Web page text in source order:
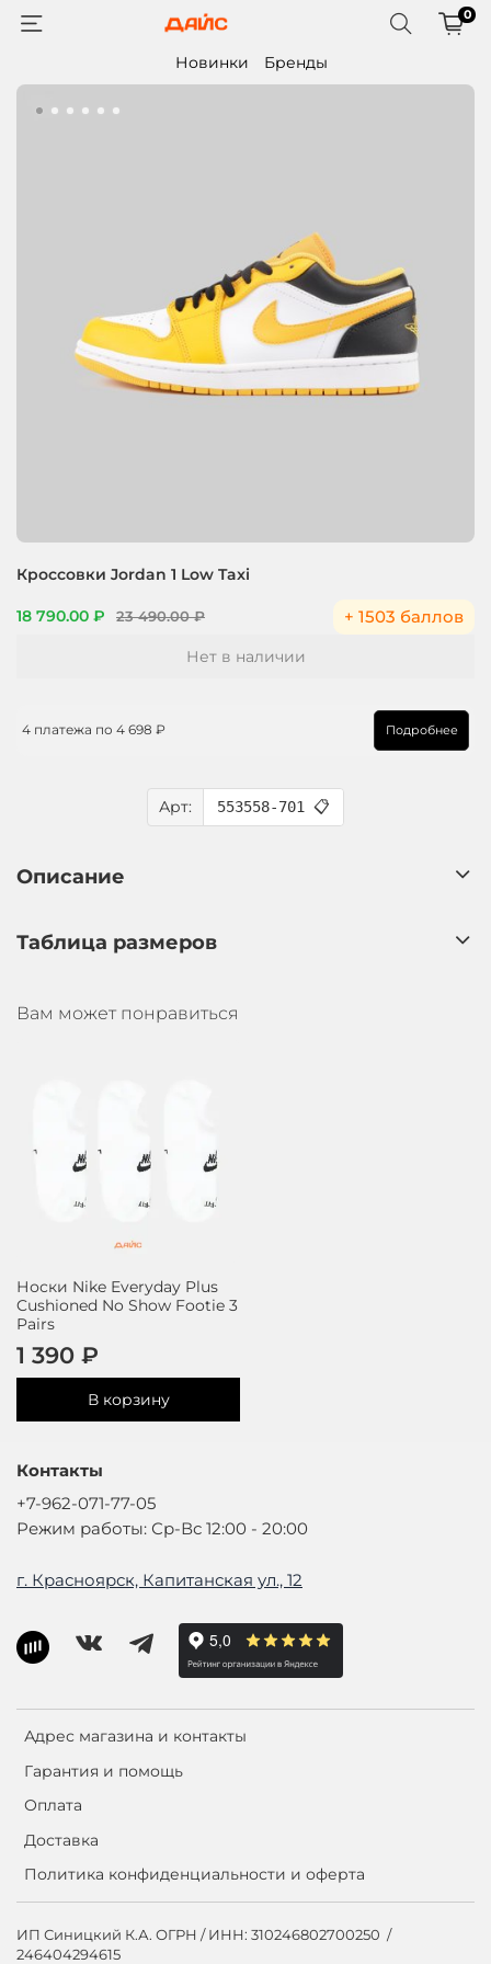
0
Новинки Бренды
Кроссовки Jordan 1 Low Taxi
18 790.00 ₽ 23 490.00 ₽ + 1503 баллов
Арт: 553558-701 📋
Нет в наличии
4 платежа по 4 698 ₽ Подробнее
Описание
Таблица размеров
Вам может понравиться
Носки Nike Everyday Plus
Cushioned No Show Footie 3
Pairs
1 390 ₽
В корзину
Адрес магазина и контакты
Гарантия и помощь
Оплата
Доставка
Политика конфиденциальности и оферта
Контакты
+7-962-071-77-05
Режим работы: Ср-Вс 12:00 - 20:00
г. Красноярск, Капитанская ул., 12
ИП Синицкий К.А. ОГРН / ИНН: 310246802700250 /
246404294615